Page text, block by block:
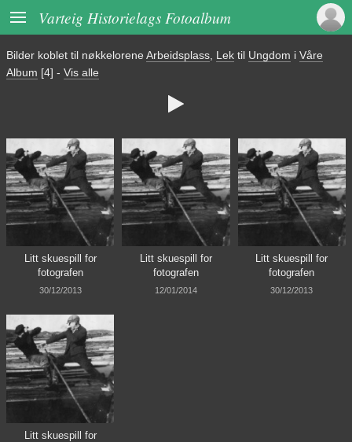
 Varteig Historielags Fotoalbum
Bilder koblet til nøkkelorene Arbeidsplass Lek til Ungdom i Våre
Album [4] - Vis alle

Litt skuespill for
fotografen
30/12/2013
Litt skuespill for
fotografen
12/01/2014
Litt skuespill for
fotografen
30/12/2013
Litt skuespill for